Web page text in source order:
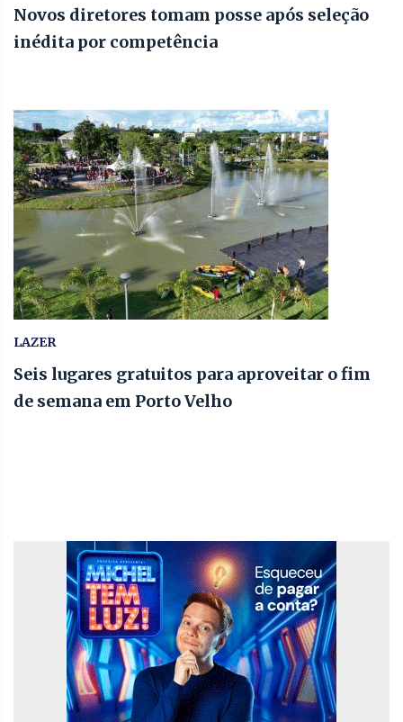
Novos diretores tomam posse após seleção
inédita por competência
LAZER
Seis lugares gratuitos para aproveitar o fim
de semana em Porto Velho